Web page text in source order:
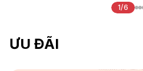
1/6
ƯU ĐÃI